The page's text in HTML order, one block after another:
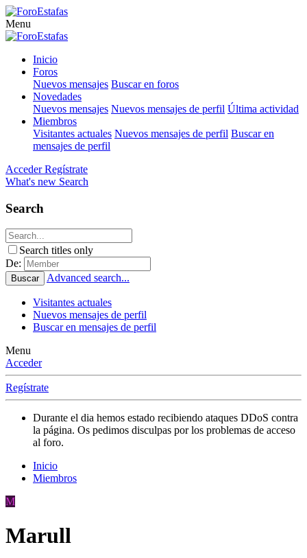
Menu
Inicio
Foros
Nuevos mensajes Buscar en foros
Novedades
Nuevos mensajes Nuevos mensajes de perfil Última actividad
Miembros
Visitantes actuales Nuevos mensajes de perfil Buscar en
mensajes de perfil
Acceder Regístrate
What's new Search
Search
Search titles only
De:
Buscar Advanced search...
Visitantes actuales
Nuevos mensajes de perfil
Buscar en mensajes de perfil
Menu
Acceder
Regístrate
Durante el dia hemos estado recibiendo ataques DDoS contra
la página. Os pedimos disculpas por los problemas de acceso
al foro.
Inicio
Miembros
M
Marull